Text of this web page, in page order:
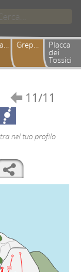
Camaiorese Greppolungo Placca
dei
Tossici
 11/11
nel tuo profilo
7a